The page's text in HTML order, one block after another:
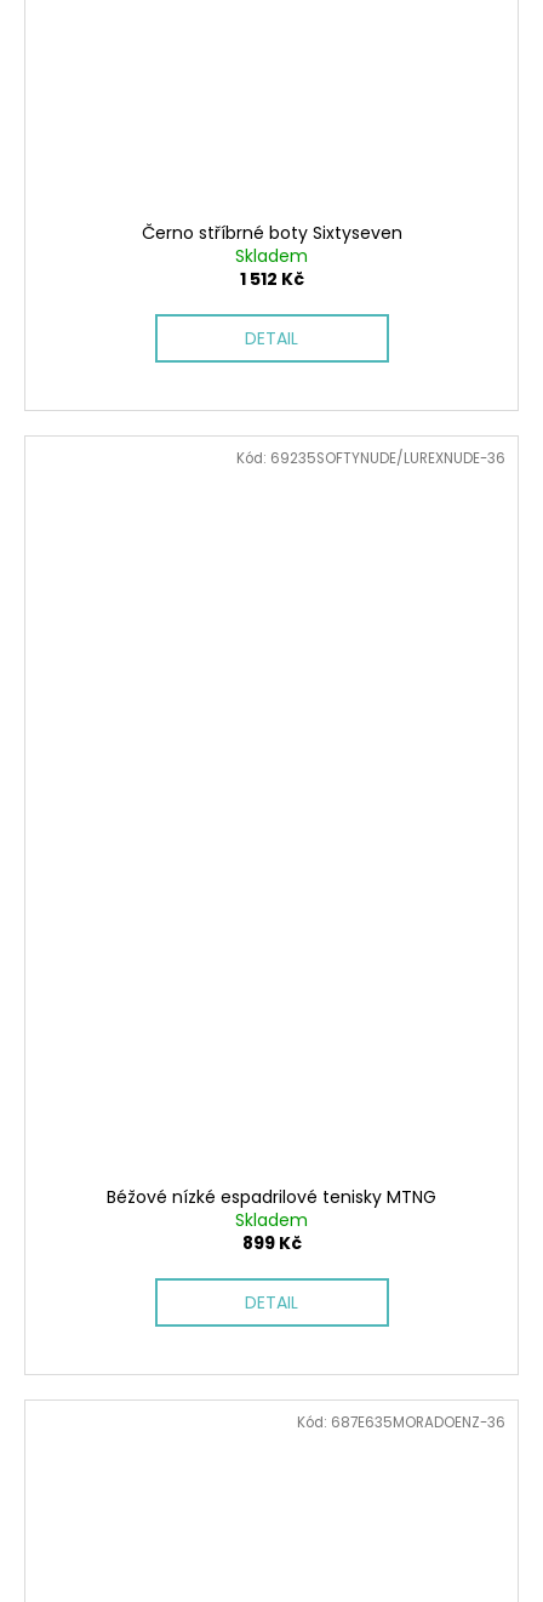
Černo stříbrné boty Sixtyseven
Skladem
1 512 Kč
DETAIL
Béžové nízké espadrilové tenisky MTNG
Skladem
899 Kč
DETAIL
Kód: 69235SOFTYNUDE/LUREXNUDE-36
Kód: 687E635MORADOENZ-36